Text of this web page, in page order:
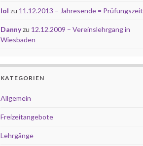
lol zu 11.12.2013 – Jahresende = Prüfungszeit
Dannyzu 12.12.2009 – Vereinslehrgang in
Wiesbaden
KATEGORIEN
Allgemein
Freizeitangebote
Lehrgänge